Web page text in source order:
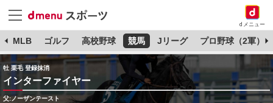
dメニュー
MLB ゴルフ 高校野球 競馬 Jリーグ プロ野球（2軍）
牡 栗毛 登録抹消
インターファイヤー
父:ノーザンテースト